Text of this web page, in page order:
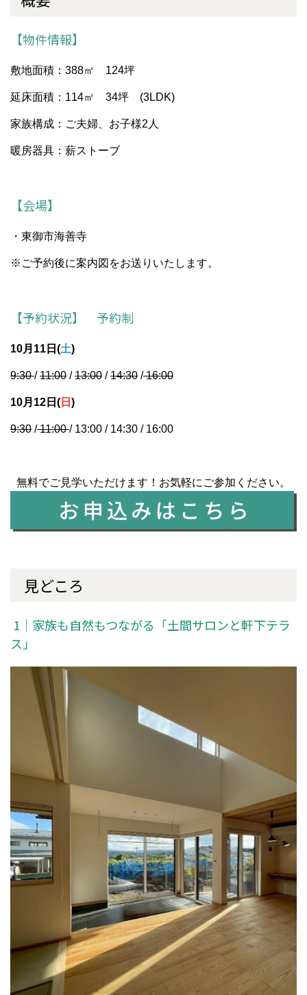
【物件情報】
敷地面積：388㎡ 124坪
延床面積：114㎡ 34坪 (3LDK)
家族構成：ご夫婦、お子様2人
暖房器具：薪ストーブ
【会場】
・東御市海善寺
※ご予約後に案内図をお送りいたします。
【予約状況】 予約制
10月11日(土)
9:30 /11:00 /13:00 /14:30 /16:00
10月12日( 日 )
9:30 / 11:00 / 13:00 / 14:30 / 16:00
無料でご見学いただけます！お気軽にご参加ください。
見どころ
1｜家族も自然もつながる「土間サロンと軒下テラ
ス」